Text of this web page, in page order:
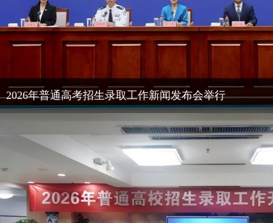
2026年普通高考招生录取工作新闻发布会举行